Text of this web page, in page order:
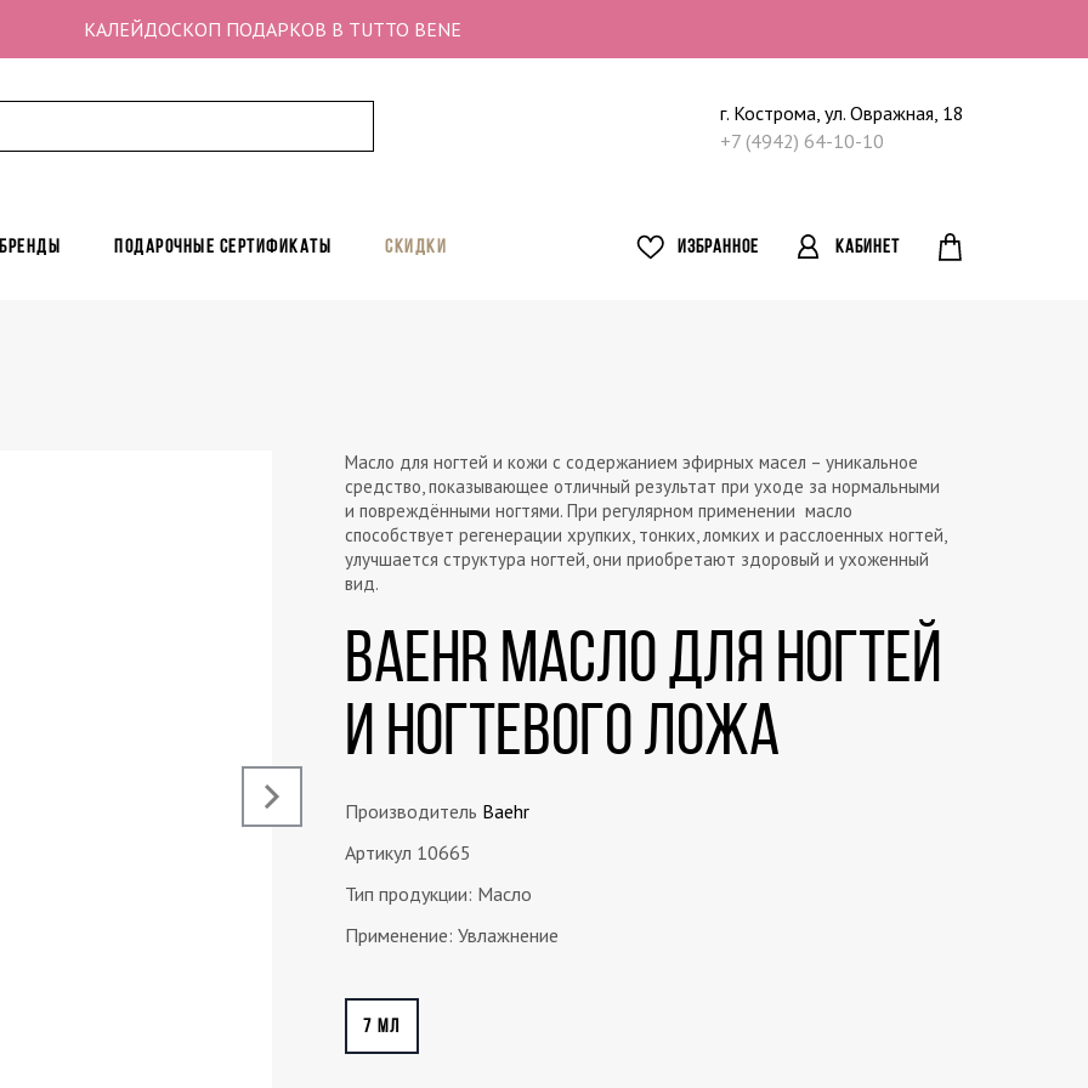
КАЛЕЙДОСКОП ПОДАРКОВ В TUTTO BENE
г. Кострома, ул. Овражная, 18
+7 (4942) 64-10-10
ИЗБРАННОЕ КАБИНЕТ
Подарочные сертификаты Скидки
›
Масло для ногтей и кожи с содержанием эфирных масел – уникальное
средство, показывающее отличный результат при уходе за нормальными
и повреждёнными ногтями. При регулярном применении масло
способствует регенерации хрупких, тонких, ломких и расслоенных ногтей,
улучшается структура ногтей, они приобретают здоровый и ухоженный
вид.
BAEHR Масло для ногтей
и ногтевого ложа
Производитель Baehr
Артикул 10665
Тип продукции: Масло
Применение: Увлажнение
7 МЛ